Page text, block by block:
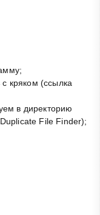
кряком (ссылка
в директорию
File Finder);